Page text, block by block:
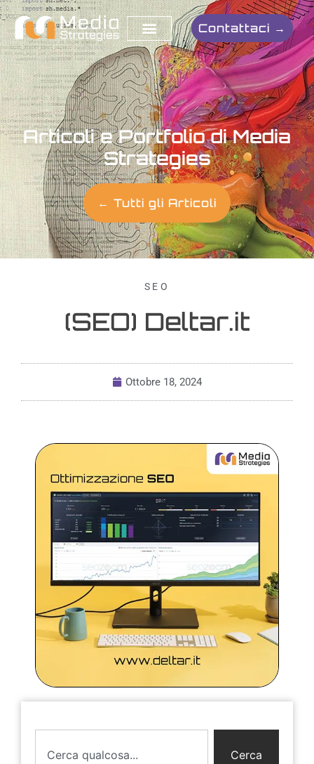
Contattaci →
Articoli e Portfolio di Media
Strategies
← Tutti gli Articoli
SEO
(SEO) Deltar.it
Ottobre 18, 2024
Cerca